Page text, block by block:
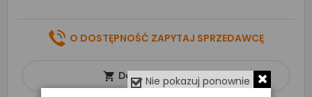
O DOSTĘPNOŚĆ ZAPYTAJ SPRZEDAWCĘ
 Dodaj do koszyka
Nie pokazuj ponownie